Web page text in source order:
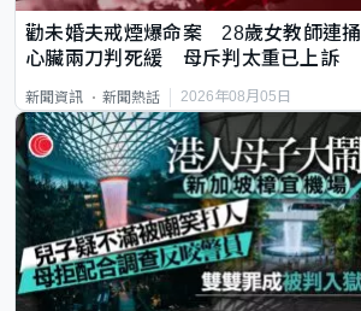
勸未婚夫戒煙爆命案 28歲女教師連捅
心臟兩刀判死緩 母斥判太重已上訴
新聞資訊 新聞熱話 2026年08月05日